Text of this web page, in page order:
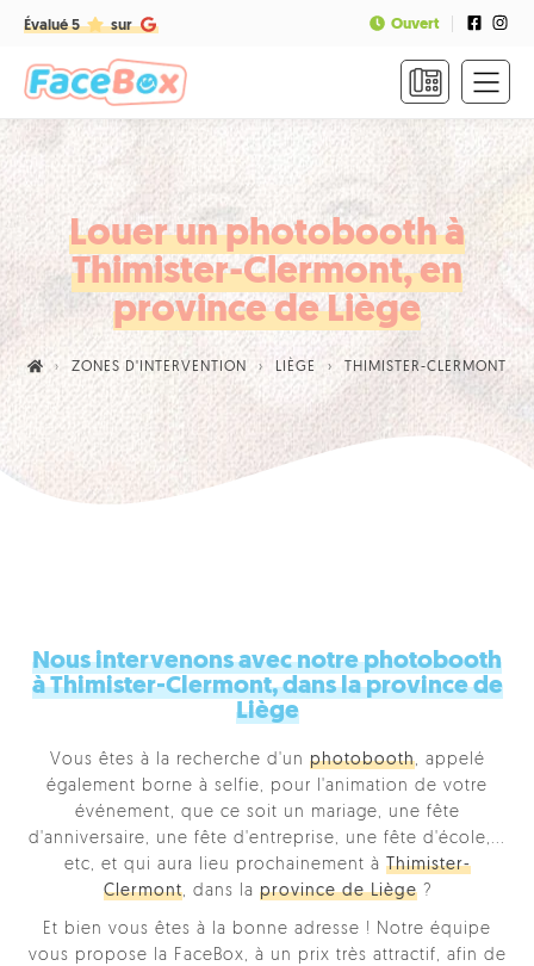
Évalué 5 sur Ouvert
ACCUEIL
FORMULES
TARIFS
FAQ
CONTACT
NOUS
APPELER
RÉSERVER
Louer un photobooth à
Thimister-Clermont, en
province de Liège
ZONES D'INTERVENTION LIÈGE THIMISTER-CLERMONT
Nous intervenons avec notre photobooth
à Thimister-Clermont, dans la province de
Liège
Vous êtes à la recherche d'un photobooth, appelé
également borne à selfie, pour l'animation de votre
événement, que ce soit un mariage, une fête
d'anniversaire, une fête d'entreprise, une fête d'école,...
etc, et qui aura lieu prochainement à Thimister-
Clermont, dans la province de Liège?
Et bien vous êtes à la bonne adresse ! Notre équipe
vous propose la FaceBox, à un prix très attractif, afin de